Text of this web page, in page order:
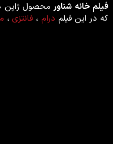
فیلمخانه شناور محصول ژاپن
که در این فیلم درام ، فانتزی ،